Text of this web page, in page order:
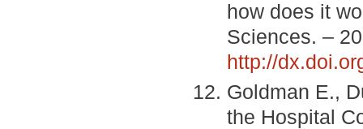
how does it
Sciences. –
http://
Goldman E.,
the Hospital